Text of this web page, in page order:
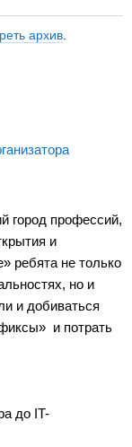
архив
город профессий,
и
ребята не только
но и
и добиваться
и потрать
до IT-